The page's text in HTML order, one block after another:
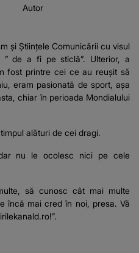
Autor
și Științele Comunicării cu visul
” de a fi pe sticlă”. Ulterior, a
fost printre cei ce au reușit să
eram pasionată de sport, așa
chiar în perioada Mondialului
alături de cei dragi.
nu le ocolesc nici pe cele
să cunosc cât mai multe
încă mai cred în noi, presa. Vă